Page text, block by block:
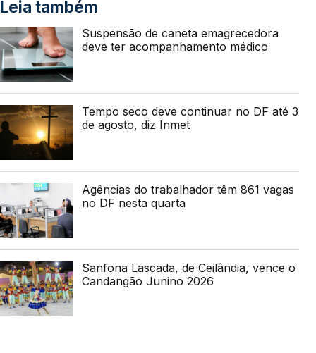
Leia também
Suspensão de caneta emagrecedora
deve ter acompanhamento médico
Tempo seco deve continuar no DF até 3
de agosto, diz Inmet
Agências do trabalhador têm 861 vagas
no DF nesta quarta
Sanfona Lascada, de Ceilândia, vence o
Candangão Junino 2026